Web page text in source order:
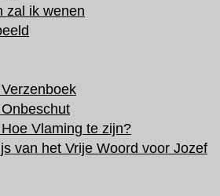
zal ik wenen
Vlaming te zijn?
van het Vrije Woord voor Jozef